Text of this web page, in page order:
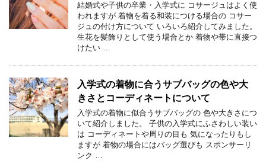
結婚式や子供の卒業・入学式に コサージュはよく使
われますが 着物を着る和装につける場合の コサー
ジュの付け方について いろいろ紹介してみました。
生花を髪飾りとして使う場合とか 着物や帯に直接つ
けたい …
入学式の着物に合うサブバッグの色や大
きさとコーディネートについて
入学式の着物に似合うサブバッグの 色や大きさにつ
いて紹介しました。 子供の入学式にふさわしい装い
は コーディネートや周りの目も 気になったりもし
ますが 着物の場合にはバッグ選びも スポンサーリ
ンク …